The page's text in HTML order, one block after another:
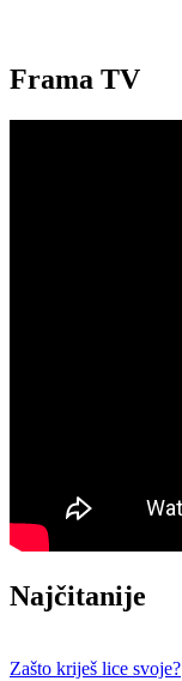
Frama TV
Najčitanije
Zašto kriješ lice svoje?